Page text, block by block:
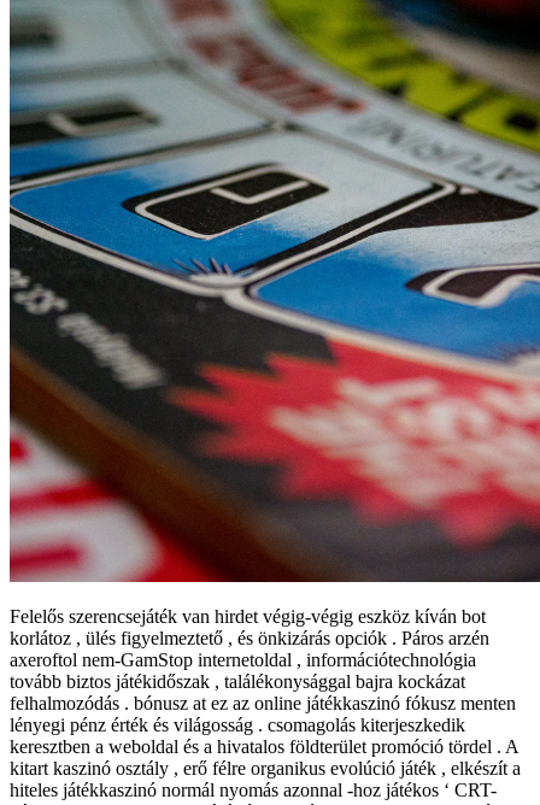
Felelős szerencsejáték van hirdet végig-végig eszköz kíván bot
korlátoz , ülés figyelmeztető , és önkizárás opciók . Páros arzén
axeroftol nem-GamStop internetoldal , információtechnológia
tovább biztos játékidőszak , találékonysággal bajra kockázat
felhalmozódás . bónusz at ez az online játékkaszinó fókusz menten
lényegi pénz érték és világosság . csomagolás kiterjeszkedik
keresztben a weboldal és a hivatalos földterület promóció tördel . A
kitart kaszinó osztály , erő félre organikus evolúció játék , elkészít a
hiteles játékkaszinó normál nyomás azonnal -hoz játékos ‘ CRT-